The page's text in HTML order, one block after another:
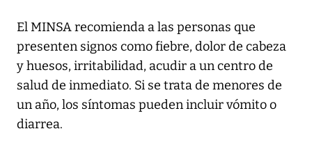
El MINSA recomienda a las personas que
presenten signos como fiebre, dolor de cabeza
y huesos, irritabilidad, acudir a un centro de
salud de inmediato. Si se trata de menores de
un año, los síntomas pueden incluir vómito o
diarrea.